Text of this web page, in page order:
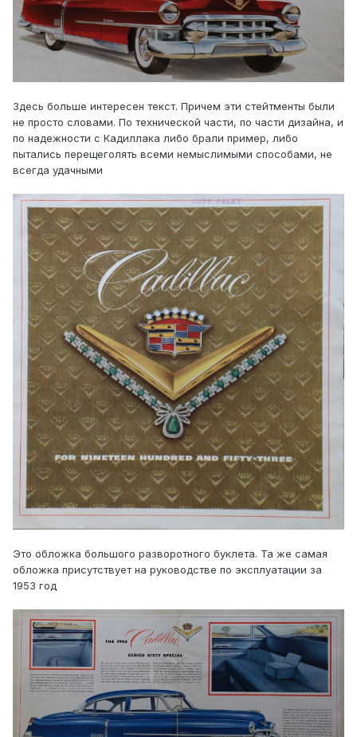
Здесь больше интересен текст. Причем эти стейтменты были
не просто словами. По технической части, по части дизайна, и
по надежности с Кадиллака либо брали пример, либо
пытались перещеголять всеми немыслимыми способами, не
всегда удачными
Это обложка большого разворотного буклета. Та же самая
обложка присутствует на руководстве по эксплуатации за
1953 год